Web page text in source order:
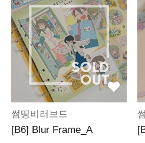
썸띵비러브드
[B6] Blur Frame_A